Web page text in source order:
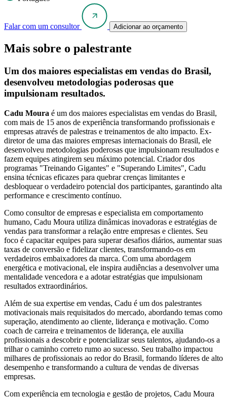
Falar com um consultor Adicionar ao orçamento
Mais sobre o palestrante
Um dos maiores especialistas em vendas do Brasil,
desenvolveu metodologias poderosas que
impulsionam resultados.
Cadu Moura é um dos maiores especialistas em vendas do Brasil,
com mais de 15 anos de experiência transformando profissionais e
empresas através de palestras e treinamentos de alto impacto. Ex-
diretor de uma das maiores empresas internacionais do Brasil, ele
desenvolveu metodologias poderosas que impulsionam resultados e
fazem equipes atingirem seu máximo potencial. Criador dos
programas "Treinando Gigantes" e "Superando Limites", Cadu
ensina técnicas eficazes para quebrar crenças limitantes e
desbloquear o verdadeiro potencial dos participantes, garantindo alta
performance e crescimento contínuo.
Como consultor de empresas e especialista em comportamento
humano, Cadu Moura utiliza dinâmicas inovadoras e estratégias de
vendas para transformar a relação entre empresas e clientes. Seu
foco é capacitar equipes para superar desafios diários, aumentar suas
taxas de conversão e fidelizar clientes, transformando-os em
verdadeiros embaixadores da marca. Com uma abordagem
energética e motivacional, ele inspira audiências a desenvolver uma
mentalidade vencedora e a adotar estratégias que impulsionam
resultados extraordinários.
Além de sua expertise em vendas, Cadu é um dos palestrantes
motivacionais mais requisitados do mercado, abordando temas como
superação, atendimento ao cliente, liderança e motivação. Como
coach de carreira e treinamentos de liderança, ele auxilia
profissionais a descobrir e potencializar seus talentos, ajudando-os a
trilhar o caminho correto rumo ao sucesso. Seu trabalho impactou
milhares de profissionais ao redor do Brasil, formando líderes de alto
desempenho e transformando a cultura de vendas de diversas
empresas.
Com experiência em tecnologia e gestão de projetos, Cadu Moura